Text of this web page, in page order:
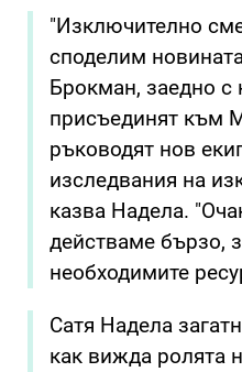
"Изключително
споделим
Брокман, заедно с
присъединят към
ръководят нов
изследвания на
казва Надела.
действаме бързо,
необходимите
Сатя Надела
как вижда ролята